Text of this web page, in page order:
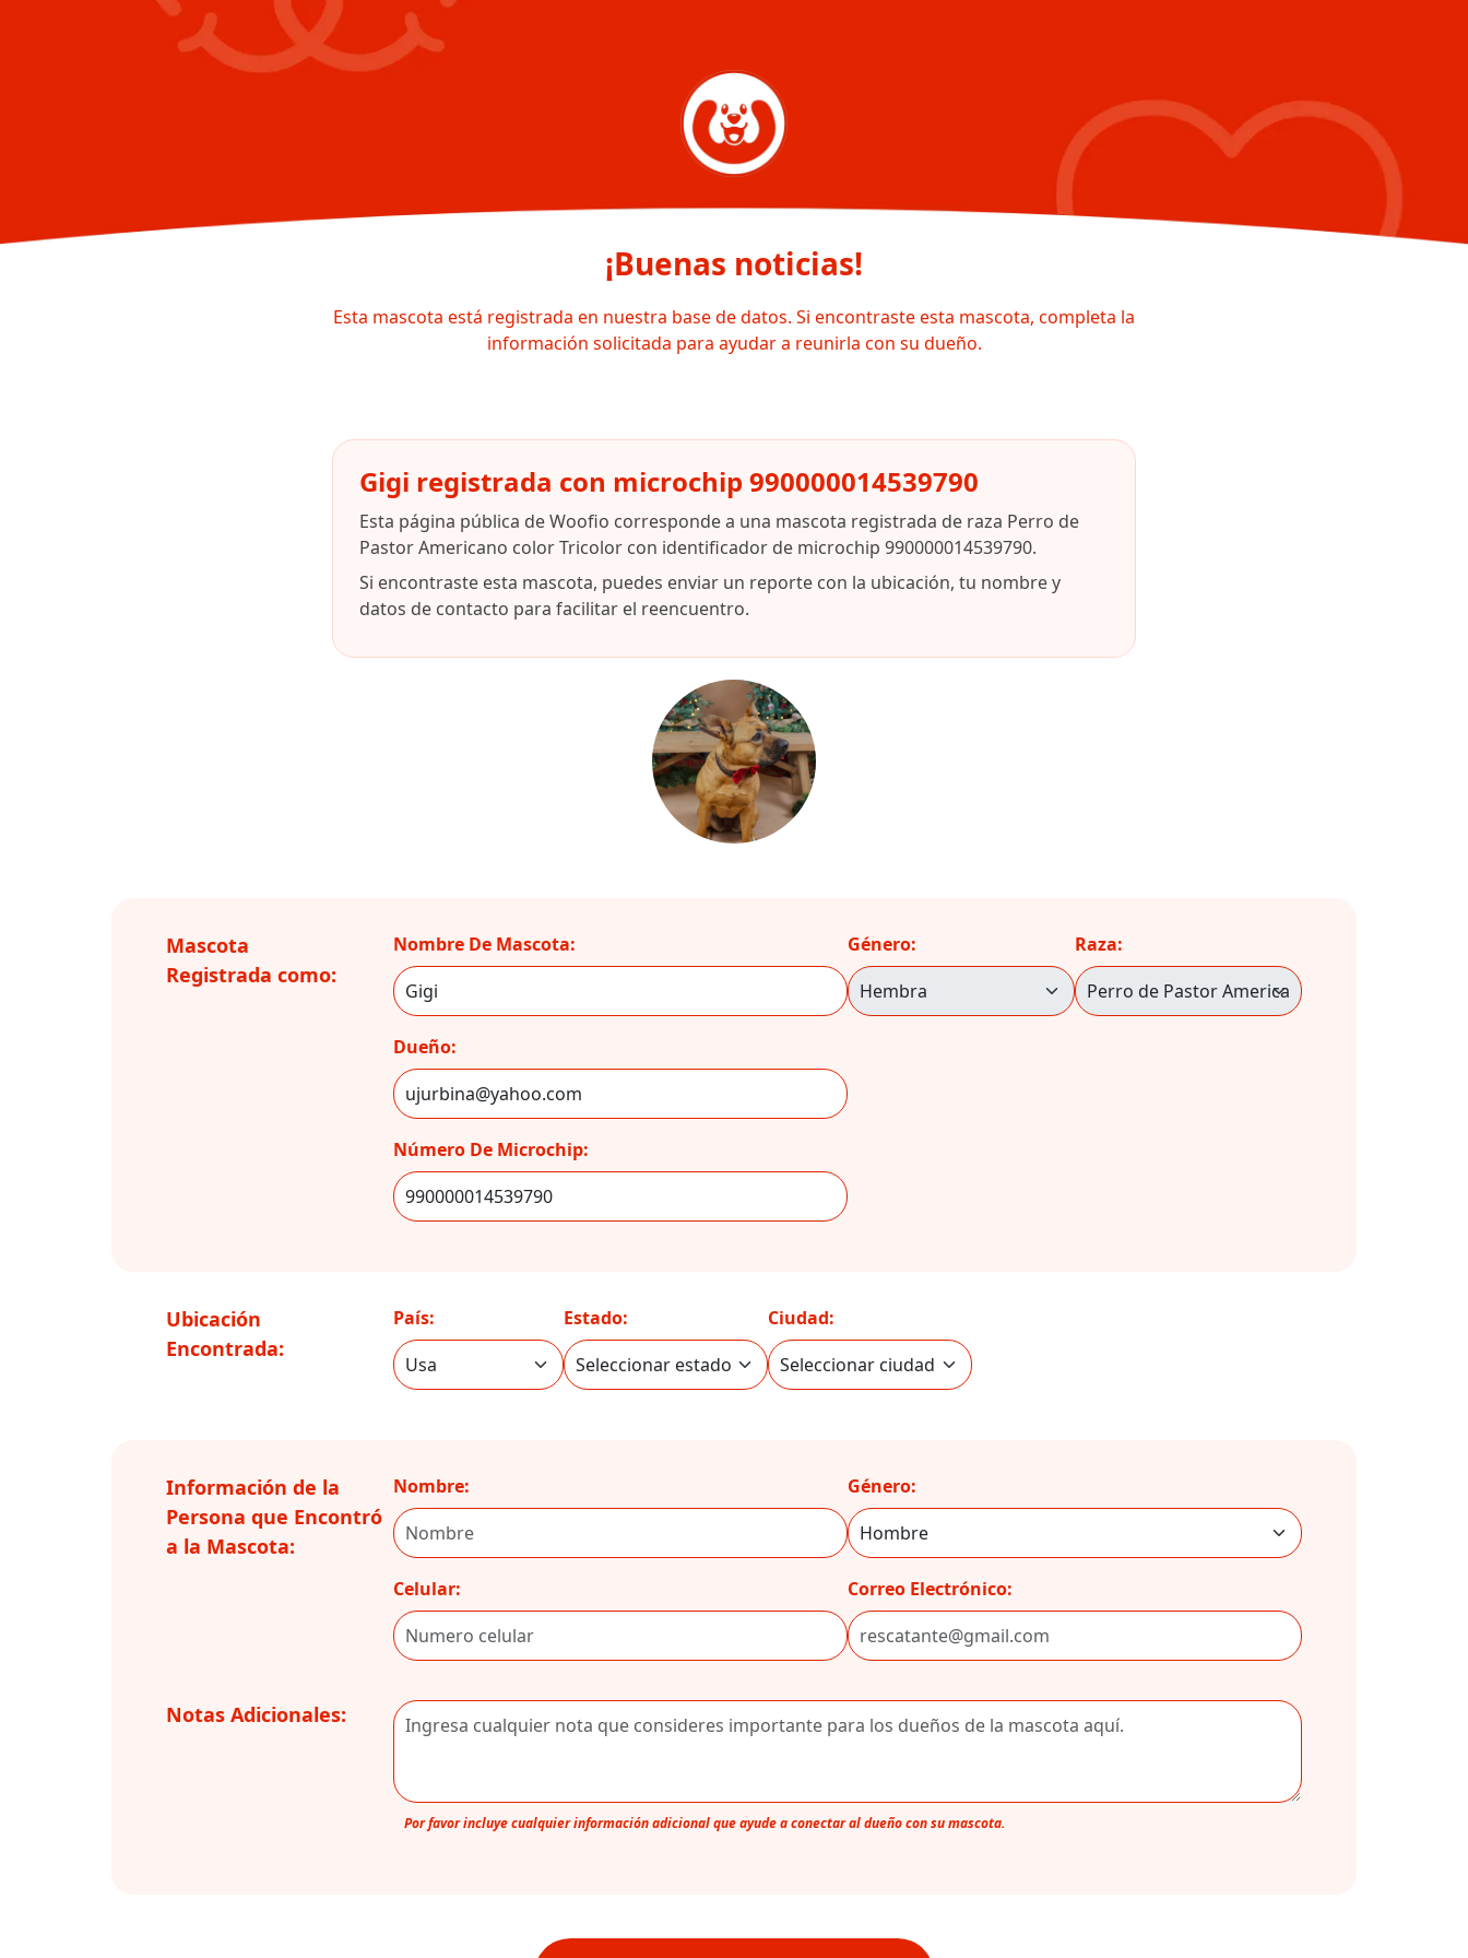
¡Buenas noticias!
Esta mascota está registrada en nuestra base de datos. Si encontraste esta mascota, completa la
información solicitada para ayudar a reunirla con su dueño.
Gigi registrada con microchip 990000014539790
Esta página pública de Woofio corresponde a una mascota registrada de raza Perro de
Pastor Americano color Tricolor con identificador de microchip 990000014539790.
Si encontraste esta mascota, puedes enviar un reporte con la ubicación, tu nombre y
datos de contacto para facilitar el reencuentro.
Mascota
Registrada como:
Nombre De Mascota:
Dueño:
Número De Microchip:
Género: Raza:
Ubicación
Encontrada:
País: Estado: Ciudad:
Información de la
Persona que Encontró
a la Mascota:
Nombre:
Celular:
Género:
Correo Electrónico:
Notas Adicionales:
Por favor incluye cualquier información adicional que ayude a conectar al dueño con su mascota.